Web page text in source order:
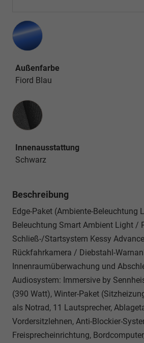
Außenfarbe
Fiord Blau
Innenausstattung
Innenausstattung
Schwarz
Beschreibung
Edge-Paket (Ambiente-Beleuchtung
Beleuchtung Smart Ambient Light /
Schließ-/Startsystem Kessy
Rückfahrkamera / Diebstahl-
Innenraumüberwachung und
Audiosystem: Immersive by
(390 Watt), Winter-Paket
als Notrad, 11 Lautsprecher,
Vordersitzlehnen, Anti-Blockier-
Freisprecheinrichtung,